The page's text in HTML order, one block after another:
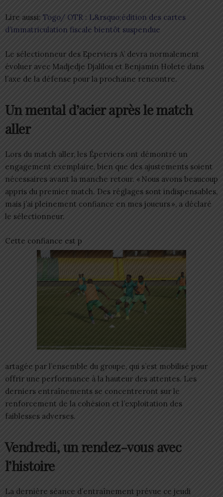
Lire aussi: Togo/ OTR : L&rsquo;édition des cartes
d’immatriculation fiscale bientôt suspendue
Le sélectionneur des Eperviers A’ devra normalement
évoluer avec Madjedje Djalilou et Benjamin Holete dans
l’axe de la défense pour la prochaine rencontre.
Un mental d’acier après le match
aller
Lors du match aller, les Éperviers ont démontré un
engagement exemplaire, bien que des ajustements soient
nécessaires avant la manche retour. « Nous avons beaucoup
appris du premier match. Des réglages sont indispensables,
mais j’ai pleinement confiance en mes joueurs », a déclaré
le sélectionneur.
Cette confiance est p
artagée par l’ensemble du groupe, qui s’est mobilisé pour
offrir une performance à la hauteur des attentes. Les
derniers entraînements se concentreront sur le
renforcement de la cohésion et l’exploitation des
faiblesses adverses.
Vendredi, un rendez-vous avec
l’histoire
La dernière séance d’entraînement prévue ce jeudi